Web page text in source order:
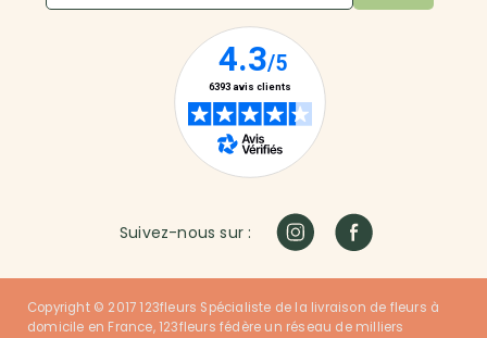
Suivez-nous sur :
Copyright © 2017 123fleurs Spécialiste de la livraison de fleurs à
domicile en France, 123fleurs fédère un réseau de milliers